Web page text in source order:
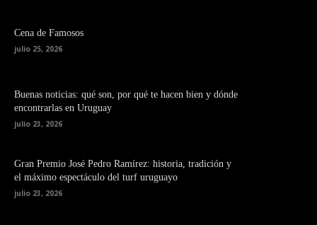
Cena de Famosos
julio 25, 2026
Buenas noticias: qué son, por qué te hacen bien y dónde
encontrarlas en Uruguay
julio 23, 2026
Gran Premio José Pedro Ramírez: historia, tradición y
el máximo espectáculo del turf uruguayo
julio 23, 2026